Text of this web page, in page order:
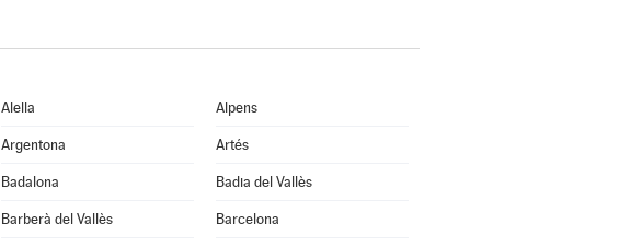
Alella Alpens
Argentona Artés
Badalona Badia del Vallès
Barberà del Vallès Barcelona